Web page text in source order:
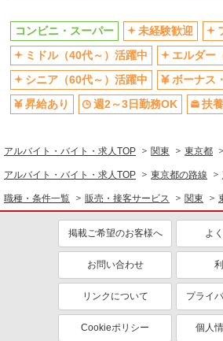
扶養内勤務OK
交通費支
社会保険あり
コンビニ・スーパー 未経験歓迎
ミドル（40代～）活躍中
エルダー
シニア（60代～）活躍中
ボーナス
昇給あり
週2～3日勤務OK
扶
アルバイト・バイト・求人TOP 関東 東京都
アルバイト・バイト・求人TOP 東京都の路線
職種・条件一覧 販売・接客サービス 関東
掲載ご希望のお客様へ よ
お問い合わせ
リンクについて プライ
Cookieポリシー 個人